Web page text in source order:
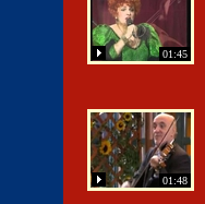
01:45
01:48